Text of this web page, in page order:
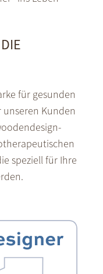
für gesunden
Kunden
speziell für Ihre